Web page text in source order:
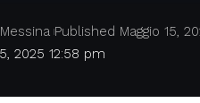
2025 12:58 pm
Published Maggio 15,